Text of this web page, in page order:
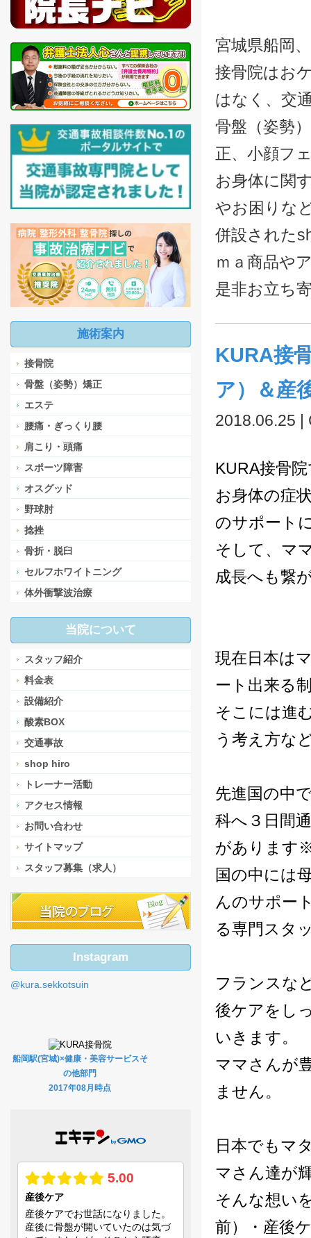
宮城県船岡
接骨院はお
はなく、交
骨盤（姿勢
正、小顔フ
お身体に関
やお困りな
併設された
ｍａ商品や
是非お立ち
KURA接
ア）＆産
2018.06.25
KURA接骨
お身体の症
のサポート
そして、マ
成長へも繋
現在日本は
ート出来る
そこには進
う考え方な
先進国の中
科へ３日間
があります
国の中には
んのサポー
る専門スタ
フランスな
後ケアをし
いきます。
ママさんが
ません。
日本でもマ
マさん達が
そんな想い
前）・産後
施術案内
接骨院
骨盤（姿勢）矯正
エステ
腰痛・ぎっくり腰
肩こり・頭痛
スポーツ障害
オスグッド
野球肘
捻挫
骨折・脱臼
セルフホワイトニング
体外衝撃波治療
当院について
スタッフ紹介
料金表
設備紹介
酸素BOX
交通事故
shop hiro
トレーナー活動
アクセス情報
お問い合わせ
サイトマップ
スタッフ募集（求人）
Instagram
@kura.sekkotsuin
船岡駅(宮城)×健康・美容サービスそ
の他部門
2017年08月時点